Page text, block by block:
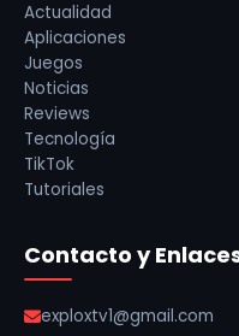
Actualidad
Aplicaciones
Juegos
Noticias
Reviews
Tecnología
TikTok
Tutoriales
Contacto y
exploxtv1@gmail.com